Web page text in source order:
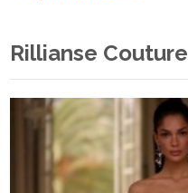
Rillianse Couture